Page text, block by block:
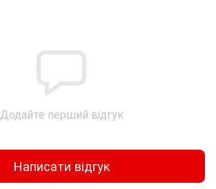
Додайте перший відгук
Написати відгук